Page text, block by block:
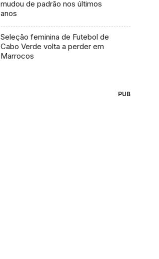
mudou de padrão nos últimos
anos
Seleção feminina de Futebol de
Cabo Verde volta a perder em
Marrocos
PUB